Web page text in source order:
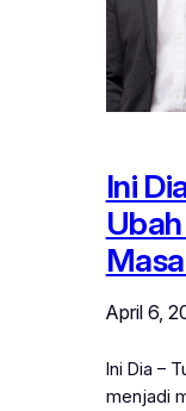
Ini
April 6,
Ini Dia –
menjadi